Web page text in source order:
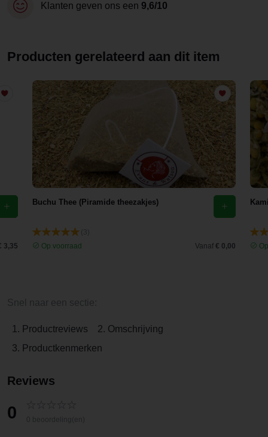
Klanten geven ons een 9,6/10
Producten gerelateerd aan dit item
3,35
Buchu Thee (Piramide theezakjes)
Op voorraad
Vanaf € 0,00
1. Productreviews
2. Omschrijving
3. Productkenmerken
Reviews
0